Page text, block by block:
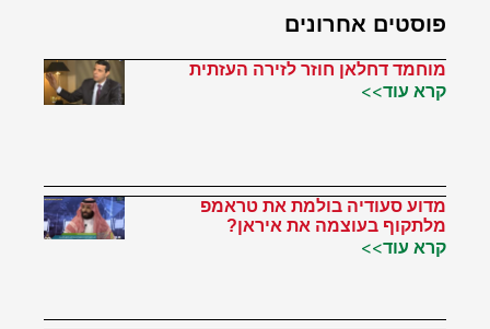
פוסטים אחרונים
מוחמד דחלאן חוזר לזירה העזתית
קרא עוד>>
מדוע סעודיה בולמת את טראמפ
מלתקוף בעוצמה את איראן?
קרא עוד>>